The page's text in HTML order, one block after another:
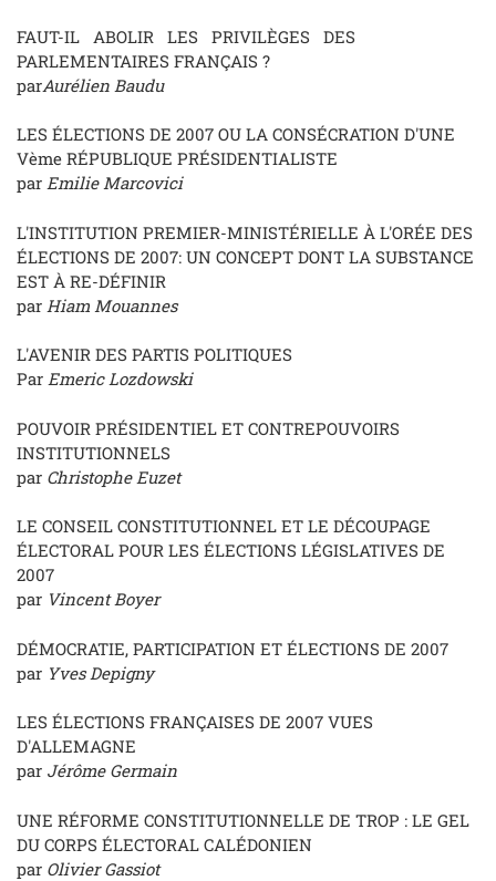
FAUT-IL ABOLIR LES PRIVILÈGES DES
PARLEMENTAIRES FRANÇAIS ?
parAurélien Baudu
LES ÉLECTIONS DE 2007 OU LA CONSÉCRATION D'UNE
Vème RÉPUBLIQUE PRÉSIDENTIALISTE
par Emilie Marcovici
L'INSTITUTION PREMIER-MINISTÉRIELLE À L'ORÉE DES
ÉLECTIONS DE 2007: UN CONCEPT DONT LA SUBSTANCE
EST À RE-DÉFINIR
par Hiam Mouannes
L'AVENIR DES PARTIS POLITIQUES
Par Emeric Lozdowski
POUVOIR PRÉSIDENTIEL ET CONTREPOUVOIRS
INSTITUTIONNELS
par Christophe Euzet
LE CONSEIL CONSTITUTIONNEL ET LE DÉCOUPAGE
ÉLECTORAL POUR LES ÉLECTIONS LÉGISLATIVES DE
2007
par Vincent Boyer
DÉMOCRATIE, PARTICIPATION ET ÉLECTIONS DE 2007
par Yves Depigny
LES ÉLECTIONS FRANÇAISES DE 2007 VUES
D'ALLEMAGNE
par Jérôme Germain
UNE RÉFORME CONSTITUTIONNELLE DE TROP : LE GEL
DU CORPS ÉLECTORAL CALÉDONIEN
par Olivier Gassiot